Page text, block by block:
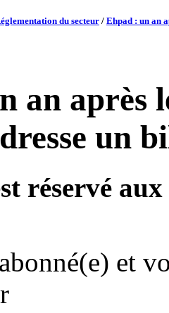
du secteur / Ehpad : un an
an après
un
réservé
et